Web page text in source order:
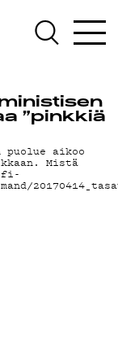
”pinkkiä
puolue aikoo
Mistä